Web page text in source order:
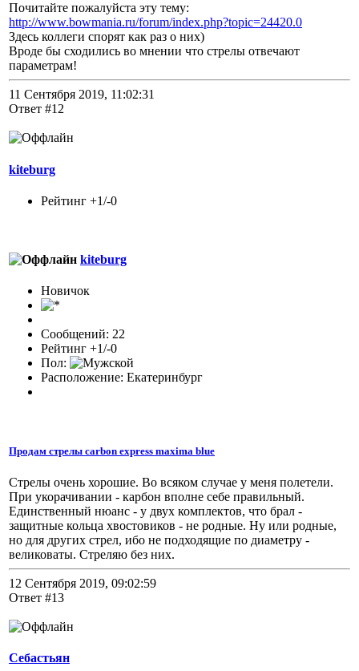
Почитайте пожалуйста эту тему:
http://www.bowmania.ru/forum/index.php?topic=24420.0
Здесь коллеги спорят как раз о них)
Вроде бы сходились во мнении что стрелы отвечают
параметрам!
11 Сентября 2019, 11:02:31
Ответ #12
kiteburg
Рейтинг +1/-0
kiteburg
Новичок
Сообщений: 22
Рейтинг +1/-0
Пол:
Расположение: Екатеринбург
Продам стрелы carbon express maxima blue
Стрелы очень хорошие. Во всяком случае у меня полетели.
При укорачивании - карбон вполне себе правильный.
Единственный нюанс - у двух комплектов, что брал -
защитные кольца хвостовиков - не родные. Ну или родные,
но для других стрел, ибо не подходящие по диаметру -
великоваты. Стреляю без них.
12 Сентября 2019, 09:02:59
Ответ #13
Себастьян